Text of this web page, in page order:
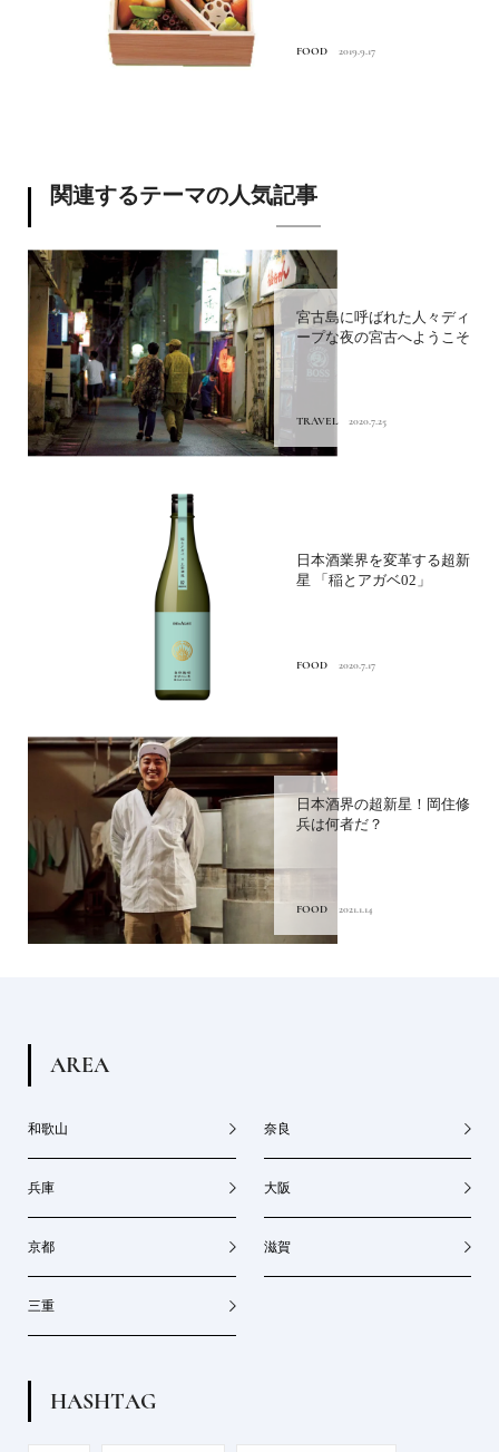
FOOD 2019.9.17
関連するテーマの人気記事
宮古島に呼ばれた人々ディ
ープな夜の宮古へようこそ
TRAVEL 2020.7.25
日本酒業界を変革する超新
星 「稲とアガベ02」
FOOD 2020.7.17
日本酒界の超新星！岡住修
兵は何者だ？
FOOD 2021.1.14
AREA
和歌山 奈良
兵庫 大阪
京都 滋賀
三重
HASHTAG